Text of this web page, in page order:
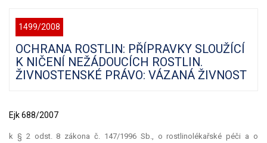
1499/2008
OCHRANA ROSTLIN: PŘÍPRAVKY SLOUŽÍCÍ
K NIČENÍ NEŽÁDOUCÍCH ROSTLIN.
ŽIVNOSTENSKÉ PRÁVO: VÁZANÁ ŽIVNOST
Ejk 688/2007
k § 2 odst. 8 zákona č. 147/1996 Sb., o rostlinolékařské péči a o